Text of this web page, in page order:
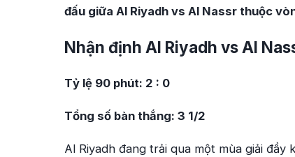
đấu giữa Al Riyadh vs Al Nassr thuộc
Nhận định Al Riyadh vs Al
Tỷ lệ 90 phút: 2 : 0
Tổng số bàn thắng: 3 1/2
Al Riyadh đang trải qua một mùa giải đầy